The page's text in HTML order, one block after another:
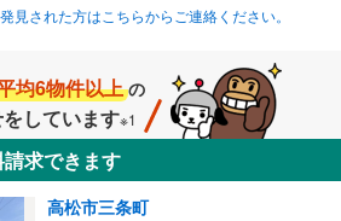
見された方はこちらからご連絡ください。
均6物件以上の
しています※1
求できます
高松市三条町